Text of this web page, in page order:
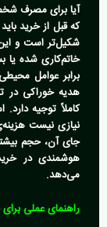
آیا برای مصرف
که قبل از خرید
شکیل‌تر است و
خاتم‌کاری شده یا
برابر عوامل
هدیه خوراکی در
کاملاً توجیه دارد.
نیازی نیست
جای آن، حجم
هوشمندی در
می‌دهد.
راهنمای عملی